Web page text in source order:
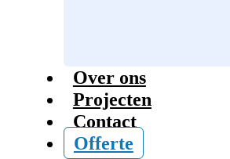
Over ons
Projecten
Contact
Offerte